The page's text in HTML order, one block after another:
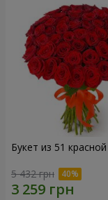
Букет из 51
5 432 грн